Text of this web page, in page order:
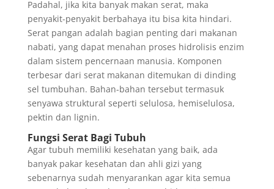
Padahal, jika kita banyak makan serat, maka
penyakit-penyakit berbahaya itu bisa kita hindari.
Serat pangan adalah bagian penting dari makanan
nabati, yang dapat menahan proses hidrolisis enzim
dalam sistem pencernaan manusia. Komponen
terbesar dari serat makanan ditemukan di dinding
sel tumbuhan. Bahan-bahan tersebut termasuk
senyawa struktural seperti selulosa, hemiselulosa,
pektin dan lignin.
Fungsi Serat Bagi Tubuh
Agar tubuh memiliki kesehatan yang baik, ada
banyak pakar kesehatan dan ahli gizi yang
sebenarnya sudah menyarankan agar kita semua